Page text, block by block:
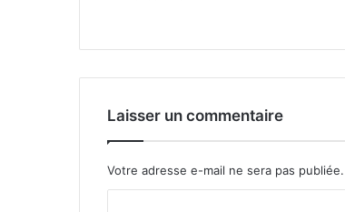
Laisser un commentaire
Votre adresse e-mail ne sera pas publiée.